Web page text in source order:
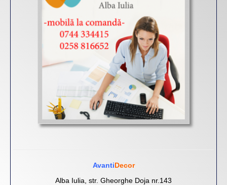
AvantiDecor
Alba Iulia, str. Gheorghe Doja nr.143